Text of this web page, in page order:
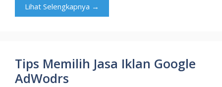
Lihat Selengkapnya →
Tips Memilih Jasa Iklan Google
AdWodrs